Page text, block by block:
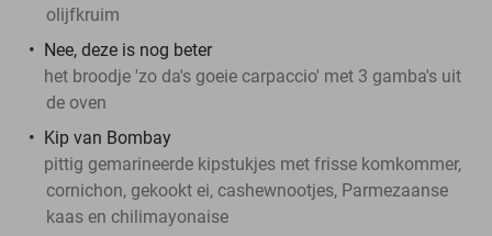
olijfkruim
Nee, deze is nog beter
het broodje 'zo da's goeie carpaccio' met 3 gamba's uit
de oven
Kip van Bombay
pittig gemarineerde kipstukjes met frisse komkommer,
cornichon, gekookt ei, cashewnootjes, Parmezaanse
kaas en chilimayonaise